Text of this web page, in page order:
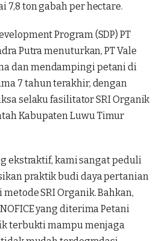
7,8 ton gabah per hectare.
Program (SDP)PT
Putra menuturkan, PT Vale
dan mendampingi petani di
7 tahun terakhir, dengan
selaku fasilitator SRI Organik
Kabupaten Luwu Timur
ekstraktif, kami sangat peduli
praktik budi daya pertanian
SRI Organik. Bahkan,
yang diterima Petani
terbukti mampu menjaga